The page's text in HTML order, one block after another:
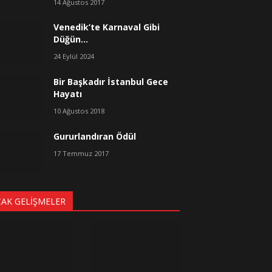
14 Ağustos 2017
Venedik’te Karnaval Gibi
Düğün…
24 Eylül 2024
Bir Başkadır İstanbul Gece
Hayatı
10 Ağustos 2018
Gururlandıran Ödül
17 Temmuz 2017
GELIŞMELER